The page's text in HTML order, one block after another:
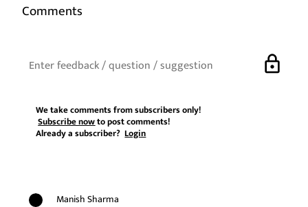
Comments
lock
We take comments from subscribers only!
Subscribe nowto post comments!
Already a subscriber?Login
Manish Sharma